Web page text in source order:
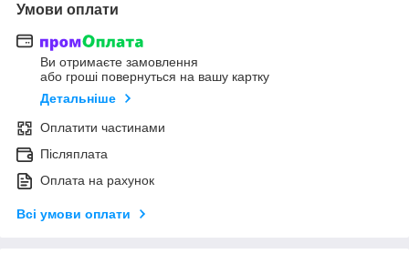
Умови оплати
Ви отримаєте замовлення
або гроші повернуться на вашу картку
Детальніше
Оплатити частинами
Післяплата
Оплата на рахунок
Всі умови оплати